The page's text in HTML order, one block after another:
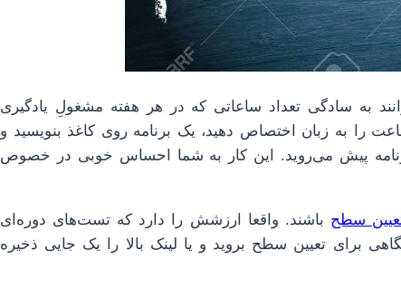
به سادگی تعداد ساعاتی که در هر هفته مشغولِ یادگیری
را به زبان اختصاص دهید، یک برنامه روی کاغذ بنویسید و
پیش می‌روید. این کار به شما احساس خوبی در خصوص
سطح باشند. واقعا ارزشش را دارد که تست‌های دوره‌ای
برای تعیین سطح بروید و یا لینک بالا را یک جایی ذخیره